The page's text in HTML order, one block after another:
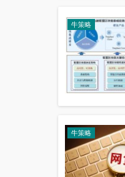
牛策略
牛策略